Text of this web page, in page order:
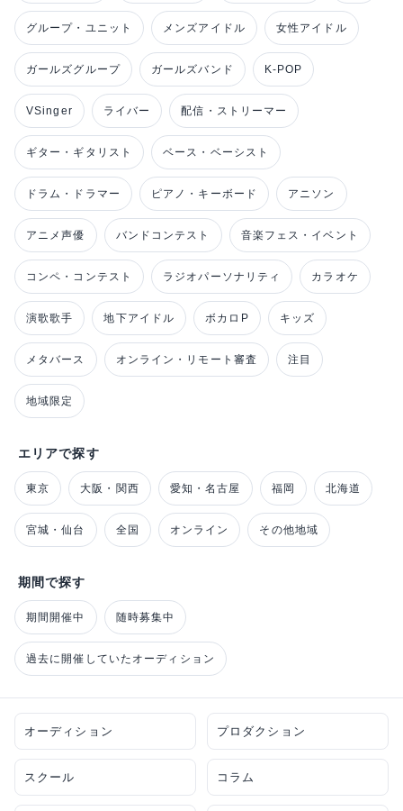
グループ・ユニット メンズアイドル 女性アイドル
ガールズグループ ガールズバンド K-POP
VSinger ライバー 配信・ストリーマー
ギター・ギタリスト ベース・ベーシスト
ドラム・ドラマー ピアノ・キーボード アニソン
アニメ声優 バンドコンテスト 音楽フェス・イベント
コンペ・コンテスト ラジオパーソナリティ カラオケ
演歌歌手 地下アイドル ボカロP キッズ
メタバース オンライン・リモート審査 注目
地域限定
エリアで探す
東京 大阪・関西 愛知・名古屋 福岡 北海道
宮城・仙台 全国 オンライン その他地域
期間で探す
期間開催中 随時募集中
過去に開催していたオーディション
オーディション プロダクション
スクール コラム